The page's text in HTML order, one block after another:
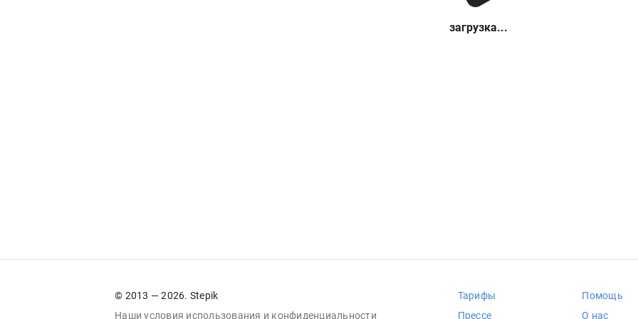
загрузка...
© 2013 — 2026. Stepik
Наши условия использования и конфиденциальности
Тарифы
Прессе
Помощь
О нас